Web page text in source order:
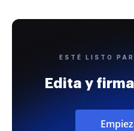
ESTÉ LISTO
Edita y